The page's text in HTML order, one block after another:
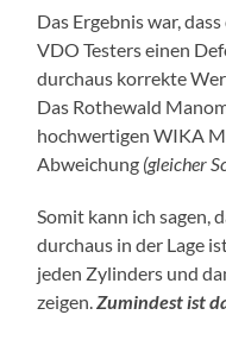
Das Ergebnis war,
VDO Testers einen
durchaus korrekte
Das Rothewald
hochwertigen WIKA
Abweichung (gleicher
Somit kann ich sagen,
durchaus in der Lage
jeden Zylinders und
zeigen. Zumindest ist